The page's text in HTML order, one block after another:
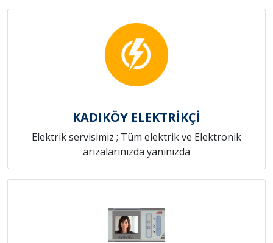
KADIKÖY ELEKTRİKÇİ
Elektrik servisimiz ; Tüm elektrik ve Elektronik
arızalarınızda yanınızda